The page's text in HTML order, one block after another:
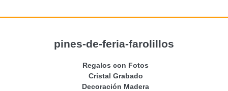
pines-de-feria-farolillos
Regalos con Fotos
Cristal Grabado
Decoración Madera